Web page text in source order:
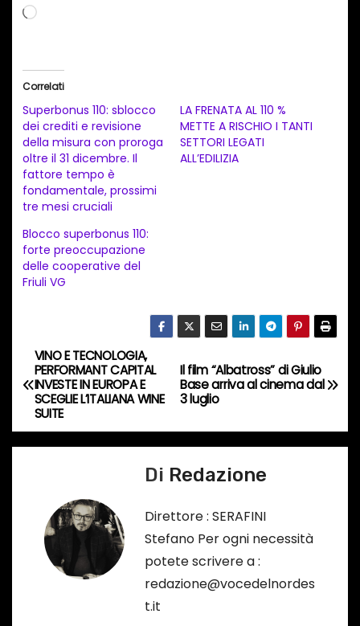
C
a
m
e
n
t
o
i
n
r
s
o
…
Correlati
Superbonus 110: sblocco
dei crediti e revisione
della misura con proroga
oltre il 31 dicembre. Il
fattore tempo è
fondamentale, prossimi
tre mesi cruciali
LA FRENATA AL 110 %
METTE A RISCHIO I TANTI
SETTORI LEGATI
ALL’EDILIZIA
Blocco superbonus 110:
forte preoccupazione
delle cooperative del
Friuli VG
N
a
v
Il film “Albatross” di Giulio
Base arriva al cinema dal
3 luglio
VINO E TECNOLOGIA,
PERFORMANT CAPITAL
INVESTE IN EUROPA E
SCEGLIE L’ITALIANA WINE
SUITE
Di Redazione
Direttore : SERAFINI
Stefano Per ogni necessità
potete scrivere a :
redazione@vocedelnordes
t.it